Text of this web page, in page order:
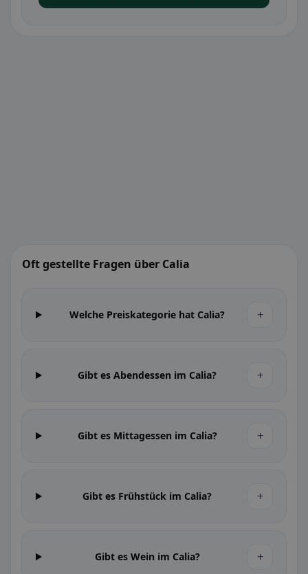
Oft gestellte Fragen über Calia
Welche Preiskategorie hat Calia? +
Gibt es Abendessen im Calia? +
Gibt es Mittagessen im Calia? +
Gibt es Frühstück im Calia? +
Gibt es Wein im Calia? +